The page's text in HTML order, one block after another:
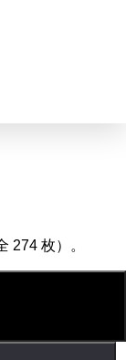
274 枚）。